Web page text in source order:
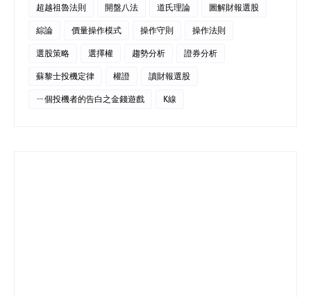
超越祖魯法則 開盤八法 道氏理論 圖解財報選股
綜論 價量操作模式 操作守則 操作法則
選股策略 選擇權 趨勢分析 證券分析
蘇黎士投機定律 權證 讀財報選股
ㄧ個投機者的告白之金錢遊戲 K線